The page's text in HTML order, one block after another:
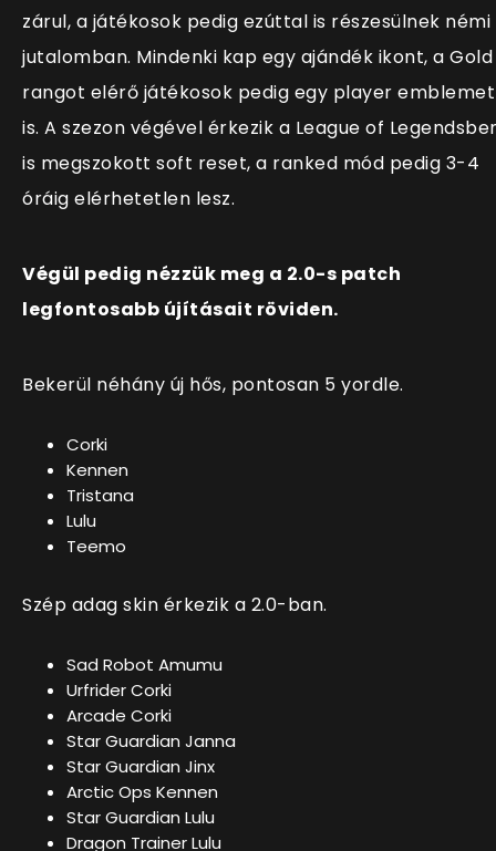
zárul, a játékosok pedig ezúttal is részesülnek némi
jutalomban. Mindenki kap egy ajándék ikont, a Gold
rangot elérő játékosok pedig egy player emblemet
is. A szezon végével érkezik a League of
is megszokott soft reset, a ranked mód pedig 3-4
óráig elérhetetlen lesz.
Végül pedig nézzük meg a 2.0-s patch
legfontosabb újításait röviden.
Bekerül néhány új hős, pontosan 5 yordle.
Corki
Kennen
Tristana
Lulu
Teemo
Szép adag skin érkezik a 2.0-ban.
Sad Robot Amumu
Urfrider Corki
Arcade Corki
Star Guardian Janna
Star Guardian Jinx
Arctic Ops Kennen
Star Guardian Lulu
Dragon Trainer Lulu